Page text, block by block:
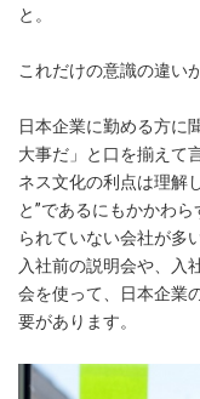
と。
これだけの意識の違い
日本企業に勤める方に
大事だ」と口を揃えて
ネス文化の利点は理解
と”であるにもかかわ
られていない会社が多
入社前の説明会や、入
会を使って、日本企業
要があります。